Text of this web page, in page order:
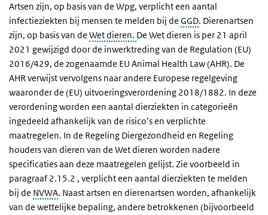
Artsen zijn, op basis van de Wpg, verplicht een aantal
infectieziekten bij mensen te melden bij de GGD. Dierenartsen
zijn, op basis van de Wet dieren. De Wet dieren is per 21 april
2021 gewijzigd door de inwerktreding van de Regulation (EU)
2016/429, de zogenaamde EU Animal Health Law (AHR). De
AHR verwijst vervolgens naar andere Europese regelgeving
waaronder de (EU) uitvoeringsverordening 2018/1882. In deze
verordening worden een aantal dierziekten in categorieën
ingedeeld afhankelijk van de risico’s en verplichte
maatregelen. In de Regeling Diergezondheid en Regeling
houders van dieren van de Wet dieren worden nadere
specificaties aan deze maatregelen gelijst. Zie voorbeeld in
paragraaf 2.15.2 , verplicht een aantal dierziekten te melden
bij de NVWA. Naast artsen en dierenartsen worden, afhankelijk
van de wettelijke bepaling, andere betrokkenen (bijvoorbeeld